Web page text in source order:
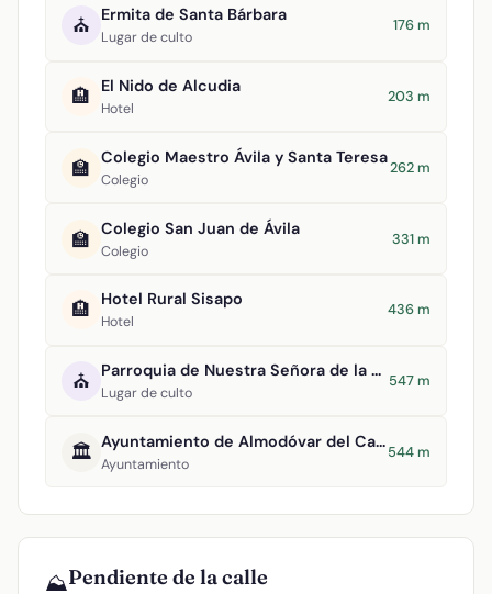
⛪ Ermita de Santa Bárbara
Lugar de culto
176 m
🏨 El Nido de Alcudia
Hotel
203 m
🏫 Colegio Maestro Ávila y Santa Teresa
Colegio
262 m
🏫 Colegio San Juan de Ávila
Colegio
331 m
🏨 Hotel Rural Sisapo
Hotel
436 m
⛪ Parroquia de Nuestra Señora de la Asunción
Lugar de culto
547 m
🏛️ Ayuntamiento de Almodóvar del Campo
Ayuntamiento
544 m
⛰️Pendiente de la calle